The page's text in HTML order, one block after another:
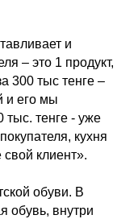
и
– это 1 продукт,
300 тыс тенге –
и его мы
тыс. тенге - уже
кухня
клиент».
обуви. В
обувь, внутри